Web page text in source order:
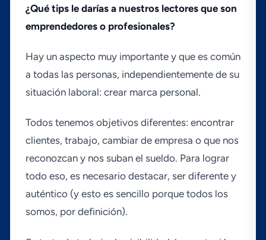
¿Qué tips le darí­as a nuestros lectores que son
emprendedores o profesionales?
Hay un aspecto muy importante y que es común
a todas las personas, independientemente de su
situación laboral: crear marca personal.
Todos tenemos objetivos diferentes: encontrar
clientes, trabajo, cambiar de empresa o que nos
reconozcan y nos suban el sueldo. Para lograr
todo eso, es necesario destacar, ser diferente y
auténtico (y esto es sencillo porque todos los
somos, por definición).